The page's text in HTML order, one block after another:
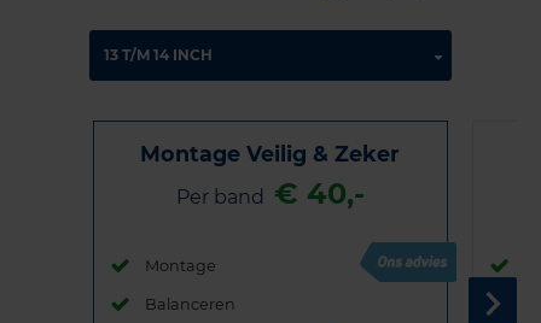
Montage Veilig & Zeker
Per band € 40,-
Montage
Balanceren